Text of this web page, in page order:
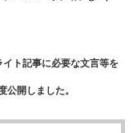
ト記事に必要な文言等を
開しました。